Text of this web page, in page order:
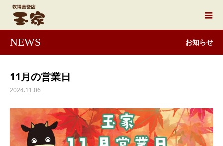
NEWS お知らせ
11月の営業日
2024.11.06